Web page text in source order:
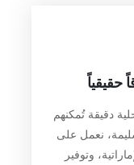
حقيقياً
دقيقة تُمكنهم
نعمل على
وتوفير